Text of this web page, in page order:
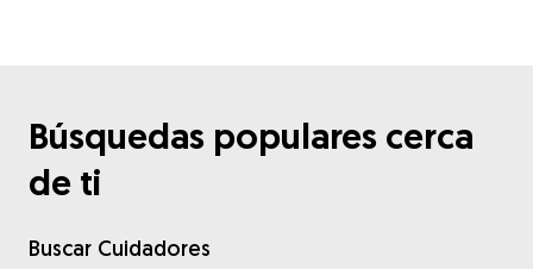
Búsquedas populares cerca
de ti
Buscar Cuidadores